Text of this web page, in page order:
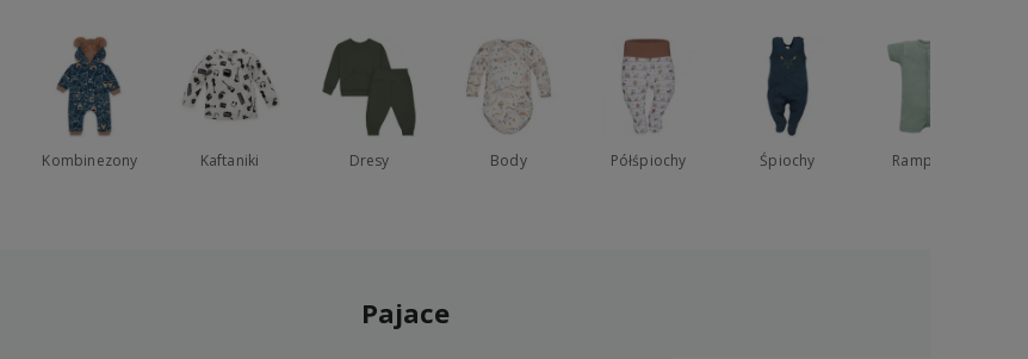
Przejdź do listy (wymagane logowanie)
Kombinezony Kaftaniki Dresy Body Półśpiochy Śpiochy Rampersy
Pajace